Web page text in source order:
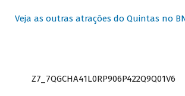
Veja as outras atrações do Quintas no
Z7_7QGCHA41L0RP906P422Q9Q01V6